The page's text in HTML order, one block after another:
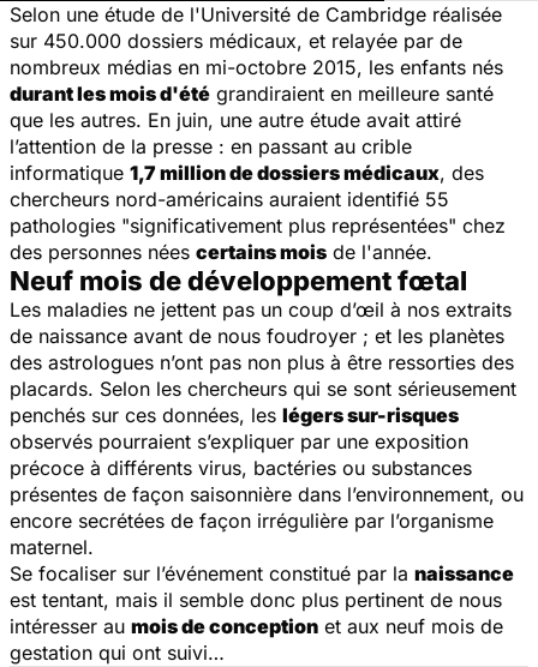
Selon une étude de l'Université de Cambridge réalisée
sur 450.000 dossiers médicaux, et relayée par de
nombreux médias en mi-octobre 2015, les enfants nés
durant les mois d'été grandiraient en meilleure santé
que les autres. En juin, une autre étude avait attiré
l’attention de la presse : en passant au crible
informatique 1,7 million de dossiers médicaux, des
chercheurs nord-américains auraient identifié 55
pathologies "significativement plus représentées" chez
des personnes nées certains mois de l'année.
Neuf mois de développement fœtal
Les maladies ne jettent pas un coup d’œil à nos extraits
de naissance avant de nous foudroyer ; et les planètes
des astrologues n’ont pas non plus à être ressorties des
placards. Selon les chercheurs qui se sont sérieusement
penchés sur ces données, les légers sur-risques
observés pourraient s’expliquer par une exposition
précoce à différents virus, bactéries ou substances
présentes de façon saisonnière dans l’environnement, ou
encore secrétées de façon irrégulière par l’organisme
maternel.
Se focaliser sur l’événement constitué par la naissance
est tentant, mais il semble donc plus pertinent de nous
intéresser au mois de conception et aux neuf mois de
gestation qui ont suivi…